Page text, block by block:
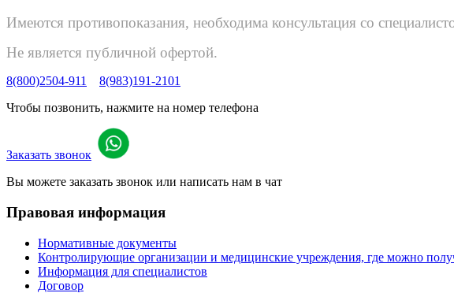
Имеются противопоказания, необходима консультация со
Не является публичной офертой.
8(800)2504-911
8(983)191-2101
Чтобы позвонить, нажмите на номер телефона
Заказать звонок
Вы можете заказать звонок или написать нам в чат
Правовая информация
Нормативные документы
Контролирующие организации и медицинские учреждения, где можно
Информация для специалистов
Договор